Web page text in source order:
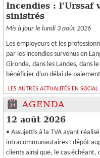
Incendies : l'Urssaf
sinistrés
Mis à jour le lundi 3 août 2026
Les employeurs et les
par les incendies survenus en
Gironde, dans les Landes, dans
bénéficier d'un délai de
LES AUTRES ACTUALITÉS EN SOCIAL
AGENDA
12 août 2026
• Assujettis à la TVA ayant
intracommunautaires : dépôt
clients ainsi que, le cas échéant,